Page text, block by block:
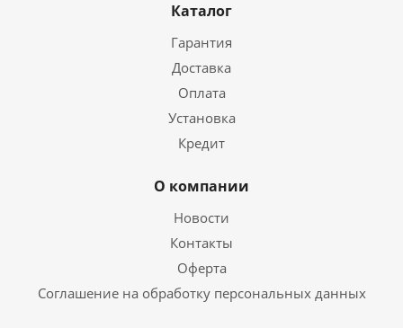
Каталог
Гарантия
Доставка
Оплата
Установка
Кредит
О компании
Новости
Контакты
Оферта
Соглашение на обработку персональных данных